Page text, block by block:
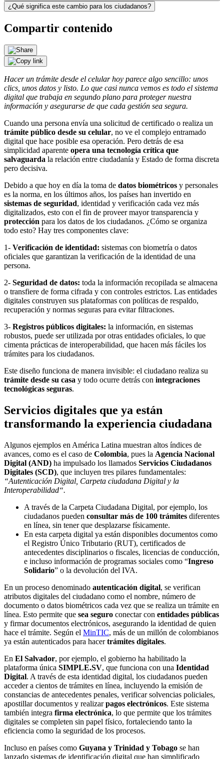
¿Qué significa este cambio para los ciudadanos?
Compartir contenido
Hacer un trámite desde el celular hoy parece algo sencillo: unos
clics, unos datos y listo. Lo que casi nunca vemos es todo el sistema
digital que trabaja en segundo plano para proteger nuestra
información y asegurarse de que cada gestión sea segura.
Cuando una persona envía una solicitud de certificado o realiza un
trámite público desde su celular, no ve el complejo entramado
digital que hace posible esa operación. Pero detrás de esa
simplicidad aparente opera una tecnología crítica que
salvaguarda la relación entre ciudadanía y Estado de forma discreta
pero decisiva.
Debido a que hoy en día la toma de datos biométricos y personales
es la norma, en los últimos años, los países han invertido en
sistemas de seguridad, identidad y verificación cada vez más
digitalizados, esto con el fin de proveer mayor transparencia y
protección para los datos de los ciudadanos. ¿Cómo se organiza
todo esto? Hay tres componentes clave:
1- Verificación de identidad: sistemas con biometría o datos
oficiales que garantizan la verificación de la identidad de una
persona.
2- Seguridad de datos: toda la información recopilada se almacena
o transfiere de forma cifrada y con controles estrictos. Las entidades
digitales construyen sus plataformas con políticas de respaldo,
recuperación y normas seguras para evitar filtraciones.
3- Registros públicos digitales: la información, en sistemas
robustos, puede ser utilizada por otras entidades oficiales, lo que
cimenta prácticas de interoperabilidad, que hacen más fáciles los
trámites para los ciudadanos.
Este diseño funciona de manera invisible: el ciudadano realiza su
trámite desde su casa y todo ocurre detrás con integraciones
tecnológicas seguras.
Servicios digitales que ya están
transformando la experiencia ciudadana
Algunos ejemplos en América Latina muestran altos índices de
avances, como es el caso de Colombia, pues la Agencia Nacional
Digital (AND) ha impulsado los llamados Servicios Ciudadanos
Digitales (SCD), que incluyen tres pilares fundamentales:
“Autenticación Digital, Carpeta ciudadana Digital y la
Interoperabilidad“.
A través de la Carpeta Ciudadana Digital, por ejemplo, los
ciudadanos pueden consultar más de 100 trámites diferentes
en línea, sin tener que desplazarse físicamente.
En esta carpeta digital ya están disponibles documentos como
el Registro Único Tributario (RUT), certificados de
antecedentes disciplinarios o fiscales, licencias de conducción,
e incluso información de programas sociales como “Ingreso
Solidario” o la devolución del IVA.
En un proceso denominado autenticación digital, se verifican
atributos digitales del ciudadano como el nombre, número de
documento o datos biométricos cada vez que se realiza un trámite en
línea. Esto permite que sea seguro conectar con entidades públicas
y firmar documentos electrónicos, asegurando la identidad de quien
hace el trámite. Según el MinTIC, más de un millón de colombianos
ya están autenticados para hacertrámites digitales.
En El Salvador, por ejemplo, el gobierno ha habilitado la
plataforma única SIMPLE.SV, que funciona con una Identidad
Digital. A través de esta identidad digital, los ciudadanos pueden
acceder a cientos de trámites en línea, incluyendo la emisión de
constancias de antecedentes penales, verificar solvencias policiales,
apostillar documentos y realizarpagos electrónicos. Este sistema
también integra firma electrónica, lo que permite que los trámites
digitales se completen sin papel físico, fortaleciendo tanto la
eficiencia como la seguridad de los procesos.
Incluso en países como Guyana y Trinidad y Tobago se han
lanzado sistemas de identificación digital que han simplificado